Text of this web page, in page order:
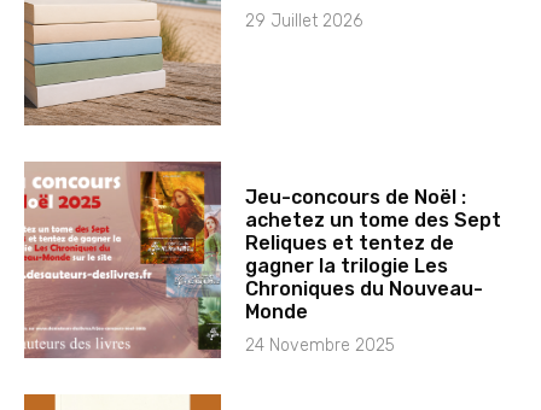
29 Juillet 2026
Jeu-concours de Noël :
achetez un tome des Sept
Reliques et tentez de
gagner la trilogie Les
Chroniques du Nouveau-
Monde
24 Novembre 2025